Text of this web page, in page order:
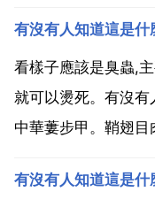
繁體字吧 臺灣那邊
型，找了半天沒有找
有沒有人知道這是
看樣子應該是臭蟲,
就可以燙死。有沒
中華蔞步甲。鞘翅目
等大小,色澤幽暗,多
有沒有人知道這是什